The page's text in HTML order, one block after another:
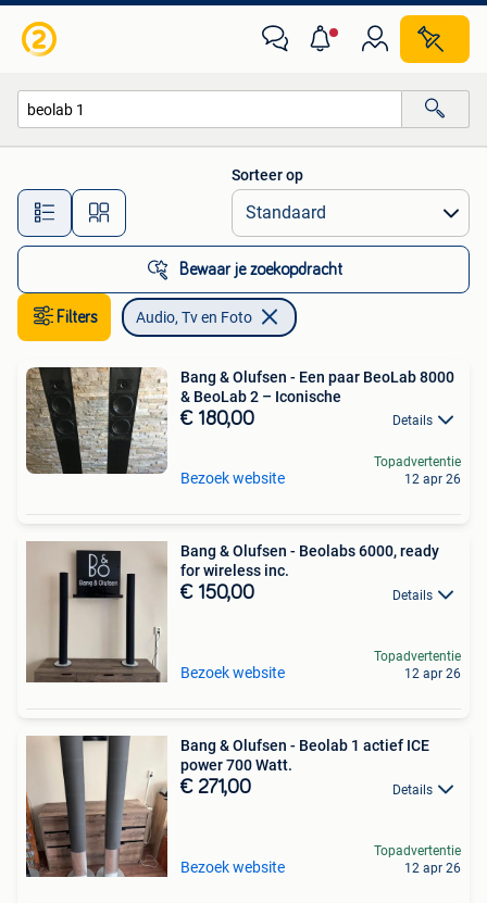
Alle afstanden…
Sorteer op
Bewaar je zoekopdracht
Filters Audio, Tv en Foto
Bang & Olufsen - Een paar BeoLab 8000
& BeoLab 2 – Iconische
€ 180,00 Details
Bezoek website
Topadvertentie
12 apr 26
Bang & Olufsen - Beolabs 6000, ready
for wireless inc.
€ 150,00 Details
Bezoek website
Topadvertentie
12 apr 26
Bang & Olufsen - Beolab 1 actief ICE
power 700 Watt.
€ 271,00 Details
Bezoek website
Topadvertentie
12 apr 26